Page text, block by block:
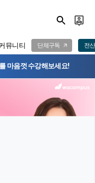
뮤니티 단체구독 전
마음껏 수강해보세요!